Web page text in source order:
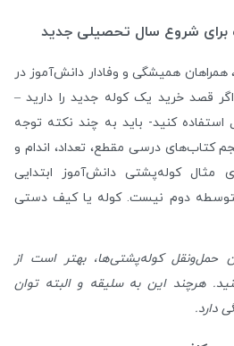
همیشگی و وفادار دانش‌آموز در
قصد خرید یک کوله جدید را دارید –
استفاده کنید- باید به چند نکته توجه
کتاب‌های درسی مقطع، تعداد، اندام و
مثال کوله‌پشتی دانش‌آموز ابتدایی
دوم نیست. کوله یا کیف دستی
حمل‌ونقل کوله‌پشتی‌ها، بهتر است از
هرچند این به سلیقه و البته توان
دارد.